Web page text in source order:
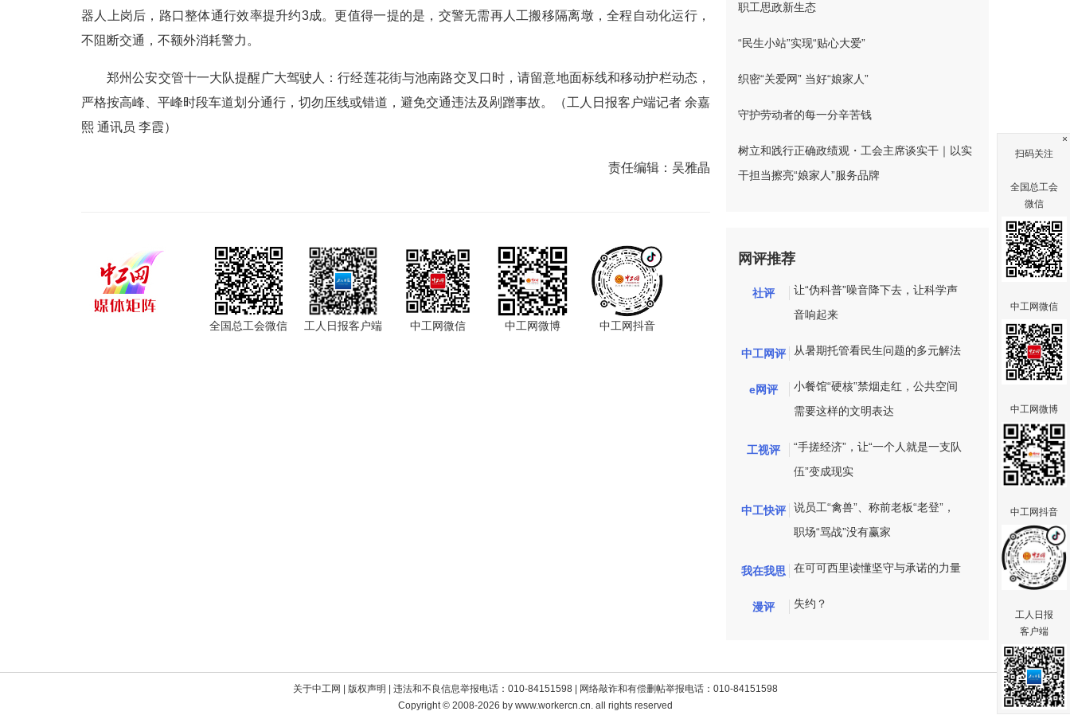
器人上岗后，路口整体通行效率提升约3成。更值得一提的是，交警无需再人工搬移隔离墩，全程自动化运行，
不阻断交通，不额外消耗警力。
郑州公安交管十一大队提醒广大驾驶人：行经莲花街与池南路交叉口时，请留意地面标线和移动护栏动态，
严格按高峰、平峰时段车道划分通行，切勿压线或错道，避免交通违法及剐蹭事故。（工人日报客户端记者 余嘉
熙 通讯员 李霞）
责任编辑： 吴雅晶
全国总工会微信 工人日报客户端 中工网微信 中工网微博 中工网抖音
职工思政新生态
“民生小站”实现“贴心大爱”
织密“关爱网” 当好“娘家人”
守护劳动者的每一分辛苦钱
树立和践行正确政绩观・工会主席谈实干｜以实
干担当擦亮“娘家人”服务品牌
网评推荐
社评
让“伪科普”噪音降下去，让科学声
音响起来
中工网评 从暑期托管看民生问题的多元解法
e网评
小餐馆“硬核”禁烟走红，公共空间
需要这样的文明表达
工视评
“手搓经济”，让“一个人就是一支队
伍”变成现实
中工快评
说员工“禽兽”、称前老板“老登”，
职场“骂战”没有赢家
我在我思 在可可西里读懂坚守与承诺的力量
漫评 失约？
关于中工网 版权声明
| 违法和不良信息举报电话：010-84151598 | 网络敲诈和有偿删帖举报电话：010-84151598
Copyright © 2008-2026 by www.workercn.cn. all rights reserved
扫码关注
全国总工会
微信
中工网微信
中工网微博
中工网抖音
工人日报
客户端
×